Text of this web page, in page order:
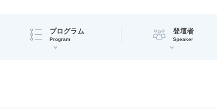
プログラム
Program
登壇者
Speaker